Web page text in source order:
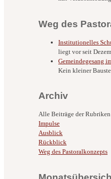
Weg des
Institutionelles
liegt vor seit
Gemeindegesang
Kein kleiner
Archiv
Alle Beiträge der Rubriken
Impulse
Ausblick
Rückblick
Weg des Pastoralkonzepts